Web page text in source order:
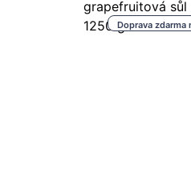
Doprava zdarma